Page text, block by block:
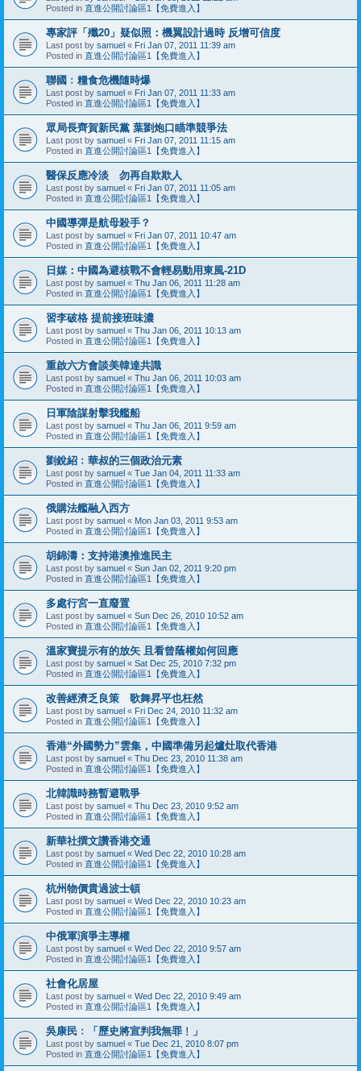
Posted in 直進公開討論區1【免費進入】
專家評「殲20」疑似照：機翼設計過時 反增可信度
Last post by samuel « Fri Jan 07, 2011 11:39 am
Posted in 直進公開討論區1【免費進入】
聯國﹕糧食危機隨時爆
Last post by samuel « Fri Jan 07, 2011 11:33 am
Posted in 直進公開討論區1【免費進入】
眾局長齊賀新民黨 葉劉炮口瞄準競爭法
Last post by samuel « Fri Jan 07, 2011 11:15 am
Posted in 直進公開討論區1【免費進入】
醫保反應冷淡 勿再自欺欺人
Last post by samuel « Fri Jan 07, 2011 11:05 am
Posted in 直進公開討論區1【免費進入】
中國導彈是航母殺手？
Last post by samuel « Fri Jan 07, 2011 10:47 am
Posted in 直進公開討論區1【免費進入】
日媒：中國為避核戰不會輕易動用東風-21D
Last post by samuel « Thu Jan 06, 2011 11:28 am
Posted in 直進公開討論區1【免費進入】
習李破格 提前接班味濃
Last post by samuel « Thu Jan 06, 2011 10:13 am
Posted in 直進公開討論區1【免費進入】
重啟六方會談美韓達共識
Last post by samuel « Thu Jan 06, 2011 10:03 am
Posted in 直進公開討論區1【免費進入】
日軍陰謀射擊我艦船
Last post by samuel « Thu Jan 06, 2011 9:59 am
Posted in 直進公開討論區1【免費進入】
劉銳紹﹕華叔的三個政治元素
Last post by samuel « Tue Jan 04, 2011 11:33 am
Posted in 直進公開討論區1【免費進入】
俄購法艦融入西方
Last post by samuel « Mon Jan 03, 2011 9:53 am
Posted in 直進公開討論區1【免費進入】
胡錦濤：支持港澳推進民主
Last post by samuel « Sun Jan 02, 2011 9:20 pm
Posted in 直進公開討論區1【免費進入】
多處行宮一直廢置
Last post by samuel « Sun Dec 26, 2010 10:52 am
Posted in 直進公開討論區1【免費進入】
溫家寶提示有的放矢 且看曾蔭權如何回應
Last post by samuel « Sat Dec 25, 2010 7:32 pm
Posted in 直進公開討論區1【免費進入】
改善經濟乏良策 歌舞昇平也枉然
Last post by samuel « Fri Dec 24, 2010 11:32 am
Posted in 直進公開討論區1【免費進入】
香港“外國勢力”雲集，中國準備另起爐灶取代香港
Last post by samuel « Thu Dec 23, 2010 11:38 am
Posted in 直進公開討論區1【免費進入】
北韓識時務暫避戰爭
Last post by samuel « Thu Dec 23, 2010 9:52 am
Posted in 直進公開討論區1【免費進入】
新華社撰文讚香港交通
Last post by samuel « Wed Dec 22, 2010 10:28 am
Posted in 直進公開討論區1【免費進入】
杭州物價貴過波士頓
Last post by samuel « Wed Dec 22, 2010 10:23 am
Posted in 直進公開討論區1【免費進入】
中俄軍演爭主導權
Last post by samuel « Wed Dec 22, 2010 9:57 am
Posted in 直進公開討論區1【免費進入】
社會化居屋
Last post by samuel « Wed Dec 22, 2010 9:49 am
Posted in 直進公開討論區1【免費進入】
吳康民﹕「歷史將宣判我無罪﹗」
Last post by samuel « Tue Dec 21, 2010 8:07 pm
Posted in 直進公開討論區1【免費進入】